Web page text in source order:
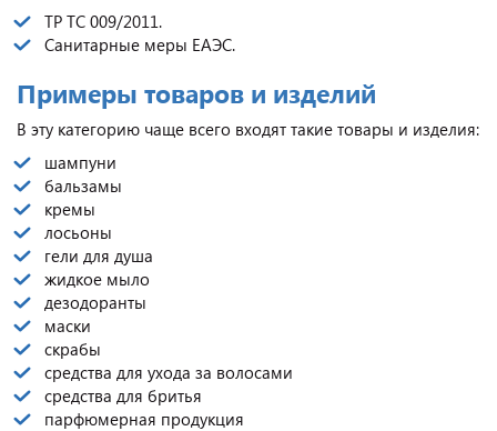
ТР ТС 009/2011.
Санитарные меры ЕАЭС.
Примеры товаров и изделий
В эту категорию чаще всего входят такие товары и изделия:
шампуни
бальзамы
кремы
лосьоны
гели для душа
жидкое мыло
дезодоранты
маски
скрабы
средства для ухода за волосами
средства для бритья
парфюмерная продукция